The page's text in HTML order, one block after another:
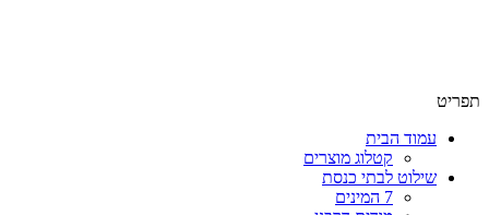
תפריט
עמוד הבית
קטלוג מוצרים
שילוט לבתי כנסת
7 המינים